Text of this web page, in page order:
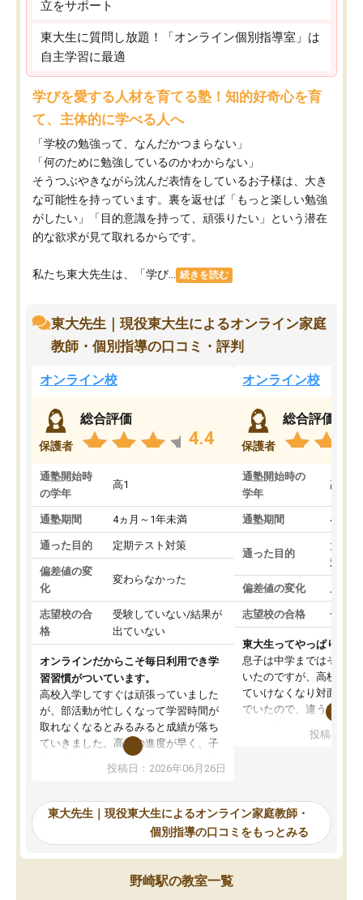
立をサポート
東大生に質問し放題！「オンライン個別指導室」は
自主学習に最適
学びを愛する人材を育てる塾！知的好奇心を育
て、主体的に学べる人へ
「学校の勉強って、なんだかつまらない」
「何のために勉強しているのかわからない」
そうつぶやきながら沈んだ表情をしているお子様は、大き
な可能性を持っています。裏を返せば「もっと楽しい勉強
がしたい」「目的意識を持って、頑張りたい」という潜在
的な欲求が見て取れるからです。
私たち東大先生は、「学び... 続きを読む
東大先生｜現役東大生によるオンライン家庭
教師・個別指導の口コミ・評判
オンライン校
保護者
総合評価
4.4
通塾開始時
の学年
高1
通塾期間 4ヵ月～1年未満
通った目的 定期テスト対策
偏差値の変
化
変わらなかった
志望校の合
格
受験していない/結果が
出ていない
オンラインだからこそ毎日利用でき学
習習慣がついています。
高校入学してすぐは頑張っていました
が、部活動が忙しくなって学習時間が
取れなくなるとみるみると成績が落ち
ていきました。高校の進度が早く、子
供も家に帰って勉強の話すると嫌な反
応を示します。東大先生にお願いして
れるので、親としても安心です。毎日
使える自習室とかもあり、わからない
ところがあれば先生が回答してくれる
のも重宝しています。
投稿日：2026年06月26日
オンライン校
保護者
総合評価
通塾開始時の
学年
高3
通塾期間 4ヵ月
通った目的
大学
対策
偏差値の変化 上が
志望校の合格 合格
東大生ってやっぱりすご
息子は中学まではそこそ
いたのですが、高校に入
ていけなくなり対面の塾
でいたので、違うアプロ
で、当初は模試でD判定
自習室が毎日使えていつ
るのが心強かったよう
謝です。
投稿日：
東大先生｜現役東大生によるオンライン家庭教師・
個別指導の口コミをもっとみる
野崎駅の教室一覧